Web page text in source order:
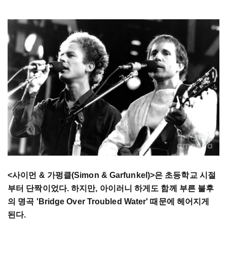
<사이먼 & 가펑클(Simon & Garfunkel)>은 초등학교 시절
부터 단짝이었다.하지만, 아이러니 하게도 함께 부른 불후
의 명곡 'Bridge Over Troubled Water'때문에 헤어지게
된다.